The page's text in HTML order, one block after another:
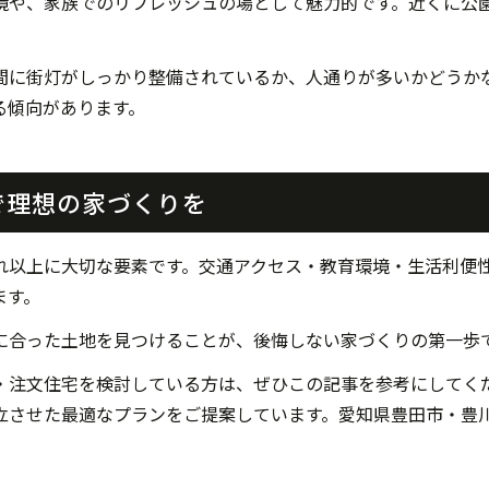
街灯がしっかり整備されているか、人通りが多いかどう
向があります。
想の家づくりを
上に大切な要素です。交通アクセス・教育環境・生活利
。
った土地を見つけることが、後悔しない家づくりの第一歩
文住宅を検討している方は、ぜひこの記事を参考にして
せた最適なプランをご提案しています。愛知県豊田市・